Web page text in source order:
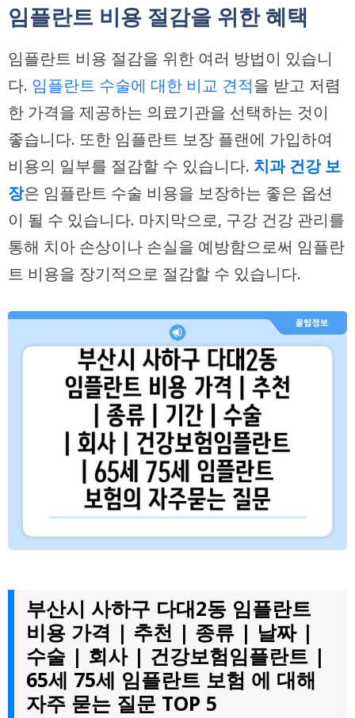
임플란트 비용 절감을 위한 혜택
임플란트 비용 절감을 위한 여러 방법이 있습니
다. 임플란트 수술에 대한 비교 견적을 받고 저렴
한 가격을 제공하는 의료기관을 선택하는 것이
좋습니다. 또한 임플란트 보장 플랜에 가입하여
비용의 일부를 절감할 수 있습니다. 치과 건강 보
장은 임플란트 수술 비용을 보장하는 좋은 옵션
이 될 수 있습니다. 마지막으로, 구강 건강 관리를
통해 치아 손상이나 손실을 예방함으로써 임플란
트 비용을 장기적으로 절감할 수 있습니다.
부산시 사하구 다대2동 임플란트
비용 가격 | 추천 | 종류 | 날짜 |
수술 | 회사 | 건강보험임플란트 |
65세 75세 임플란트 보험 에 대해
자주 묻는 질문 TOP 5